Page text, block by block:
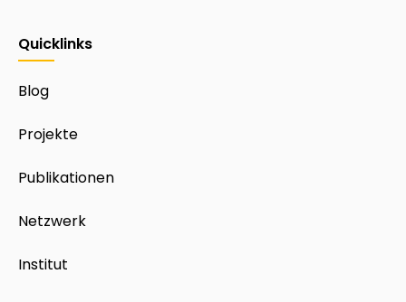
Quicklinks
Blog
Projekte
Publikationen
Netzwerk
Institut